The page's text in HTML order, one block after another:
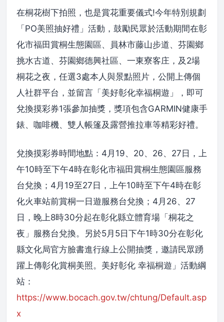
在桐花樹下拍照，也是賞花重要儀式!今年特別規劃
「PO美照抽好禮」活動，鼓勵民眾於活動期間在彰
化市福田賞桐生態園區、員林市藤山步道、芬園鄉
挑水古道、芬園鄉德興社區、一東寮客庄，及2場
桐花之夜，任選3處本人與景點照片，公開上傳個
人社群平台，並留言「美好彰化幸福桐遊」，即可
兌換摸彩券1張參加抽獎，獎項包含GARMIN健康手
錶、咖啡機、雙人帳篷及露營推拉車等精彩好禮。
兌換摸彩券時間地點：4月19、20、26、27日，上
午10時至下午4時在彰化市福田賞桐生態園區服務
台兌換；4月19至27日，上午10時至下午4時在彰
化火車站前賞桐一日遊服務台兌換；4月26、27
日，晚上8時30分起在彰化縣立體育場「桐花之
夜」服務台兌換。另於5月5日下午1時30分在彰化
縣文化局官方臉書進行線上公開抽獎，邀請民眾踴
躍上傳彰化賞桐美照。美好彰化 幸福桐遊」活動綱
站：
https://www.bocach.gov.tw/chtung/Default.asp
x